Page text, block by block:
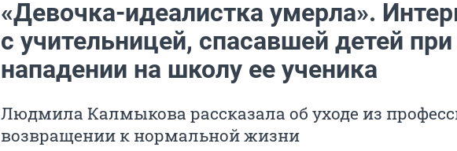
«Девочка-идеалистка умерла».
с учительницей, спасавшей детей при
нападении на школу ее ученика
Людмила Калмыкова рассказала об уходе из
возвращении к нормальной жизни